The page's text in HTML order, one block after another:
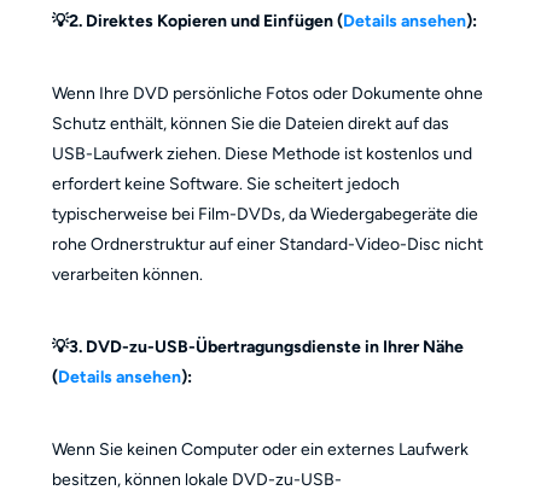
💡2. Direktes Kopieren und Einfügen (Details ansehen):
Wenn Ihre DVD persönliche Fotos oder Dokumente ohne
Schutz enthält, können Sie die Dateien direkt auf das
USB-Laufwerk ziehen. Diese Methode ist kostenlos und
erfordert keine Software. Sie scheitert jedoch
typischerweise bei Film-DVDs, da Wiedergabegeräte die
rohe Ordnerstruktur auf einer Standard-Video-Disc nicht
verarbeiten können.
💡3. DVD-zu-USB-Übertragungsdienste in Ihrer Nähe
(Details ansehen):
Wenn Sie keinen Computer oder ein externes Laufwerk
besitzen, können lokale DVD-zu-USB-